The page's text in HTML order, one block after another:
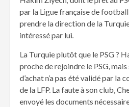
par la Ligue française de
prendre la direction de la
intéressé par lui.
La Turquie plutôt que le PSG ?
proche de rejoindre le PSG,
d’achat n’a pas été validé par la
de la LFP. La faute à son club,
envoyé les documents